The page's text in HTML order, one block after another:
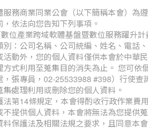
服務商業同業公會（以下簡稱本會）為
依法向您告知下列事項。
位產業跨域軟體基盤暨數位服務躍升
：公司名稱、公司統編、姓名、電話
活動外，您的個人資料僅供本會於中華
方式利用至蒐集目的消失為止。 您可依
，張專員，02-25533988 #398）行使查
∕處理∕利用或刪除您的個人資料。
第14條規定，本會得酌收行政作業費
不提供個人資料，本會將無法為您提供
料保護法及相關法規之要求，且同意本